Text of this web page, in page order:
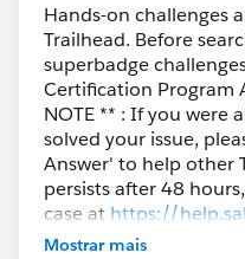
Hands-on challenges
Trailhead. Before
superbadge
Certification Program
NOTE ** : If you were
solved your issue,
Answer' to help other
persists after 48
case at https://
further assistance.
Mostrar mais